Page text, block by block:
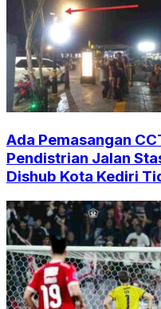
Ada Pemasangan
Pendistrian Jalan
Dishub Kota Kediri